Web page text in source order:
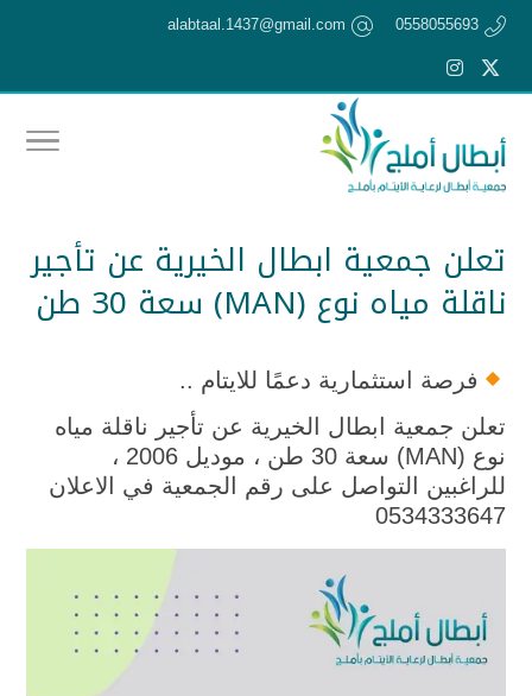
0558055693
alabtaal.1437@gmail.com
تعلن جمعية ابطال الخيرية عن تأجير
ناقلة مياه نوع (MAN) سعة 30 طن
فرصة استثمارية دعمًا للايتام ..
تعلن جمعية ابطال الخيرية عن تأجير ناقلة مياه
نوع (MAN) سعة 30 طن ، موديل 2006 ،
للراغبين التواصل على رقم الجمعية في الاعلان
0534333647